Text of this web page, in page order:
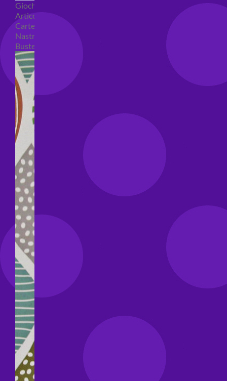
Giochi pirici
Articoli per confezioni regalo
Carte regalo
Nastri e coccarde
Buste regalo